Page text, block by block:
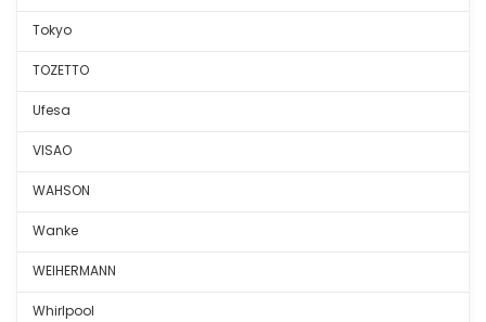
Tokyo
TOZETTO
Ufesa
VISAO
WAHSON
Wanke
WEIHERMANN
Whirlpool